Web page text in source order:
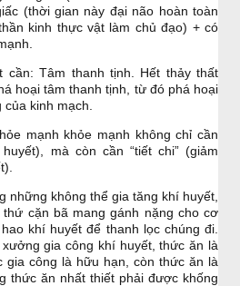
(thời gian này đại não hoàn toàn
kinh thực vật làm chủ đạo) + có
cần: Tâm thanh tịnh. Hết thảy thất
hoại tâm thanh tịnh, từ đó phá hoại
kinh mạch.
mạnh khỏe mạnh không chỉ cần
mà còn cần “tiết chi” (giảm
những không thể gia tăng khí huyết,
cặn bã mang gánh nặng cho cơ
khí huyết để thanh lọc chúng đi.
gia công khí huyết, thức ăn là
gia công là hữu hạn, còn thức ăn là
thức ăn nhất thiết phải được khống